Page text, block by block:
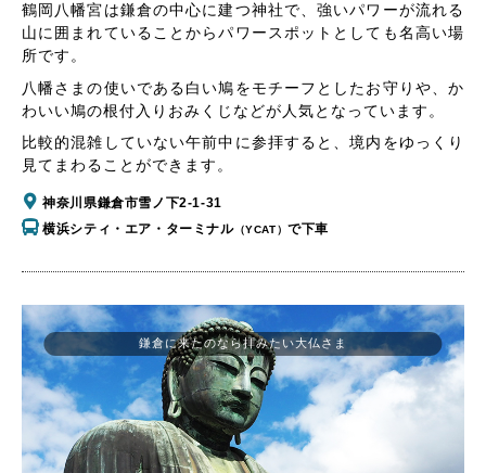
鶴岡八幡宮は鎌倉の中心に建つ神社で、強いパワーが流れる
山に囲まれていることからパワースポットとしても名高い場
所です。
八幡さまの使いである白い鳩をモチーフとしたお守りや、か
わいい鳩の根付入りおみくじなどが人気となっています。
比較的混雑していない午前中に参拝すると、境内をゆっくり
見てまわることができます。
神奈川県鎌倉市雪ノ下2-1-31
横浜シティ・エア・ターミナル（YCAT）で下車
鎌倉に来たのなら拝みたい大仏さま